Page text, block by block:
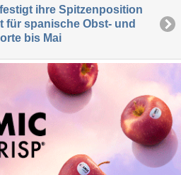
ihre Spitzenposition
für spanische Obst- und
bis Mai